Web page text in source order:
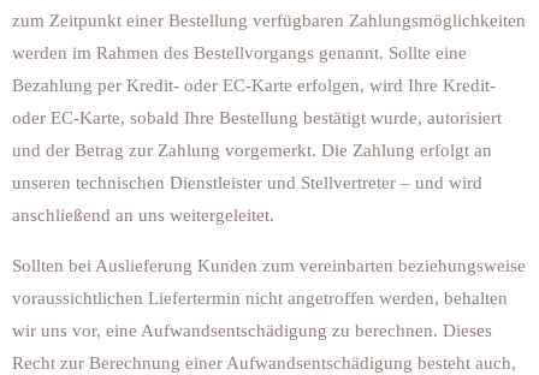
zum Zeitpunkt einer Bestellung verfügbaren Zahlungsmöglichkeiten
werden im Rahmen des Bestellvorgangs genannt. Sollte eine
Bezahlung per Kredit- oder EC-Karte erfolgen, wird Ihre Kredit-
oder EC-Karte, sobald Ihre Bestellung bestätigt wurde, autorisiert
und der Betrag zur Zahlung vorgemerkt. Die Zahlung erfolgt an
unseren technischen Dienstleister und Stellvertreter – und wird
anschließend an uns weitergeleitet.
Sollten bei Auslieferung Kunden zum vereinbarten beziehungsweise
voraussichtlichen Liefertermin nicht angetroffen werden, behalten
wir uns vor, eine Aufwandsentschädigung zu berechnen. Dieses
Recht zur Berechnung einer Aufwandsentschädigung besteht auch,